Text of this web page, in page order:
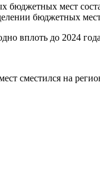
бюджетных мест
бюджетных
вплоть до 2024
сместился на